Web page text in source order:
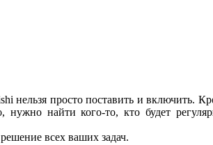
нельзя просто поставить и включить.
найти кого-то, кто будет
всех ваших задач.